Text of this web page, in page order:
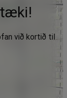
við kortið til